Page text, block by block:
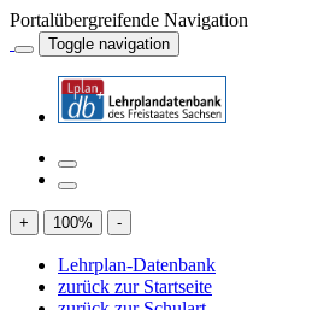
Portalübergreifende Navigation
Toggle navigation
+ 100% -
Lehrplan-Datenbank
zurück zur Startseite